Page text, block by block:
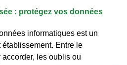
: protégez vos données
informatiques est un
Entre le
les oublis ou